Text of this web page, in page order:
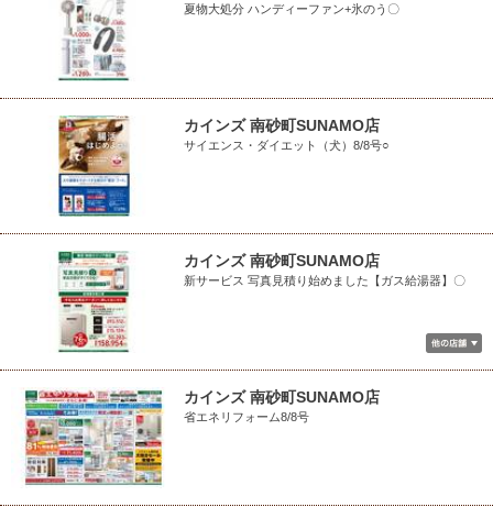
夏物大処分 ハンディーファン+氷のう〇
カインズ 南砂町SUNAMO店
サイエンス・ダイエット（犬）8/8号○
カインズ 南砂町SUNAMO店
新サービス 写真見積り始めました【ガス給湯器】〇
カインズ 南砂町SUNAMO店
省エネリフォーム8/8号